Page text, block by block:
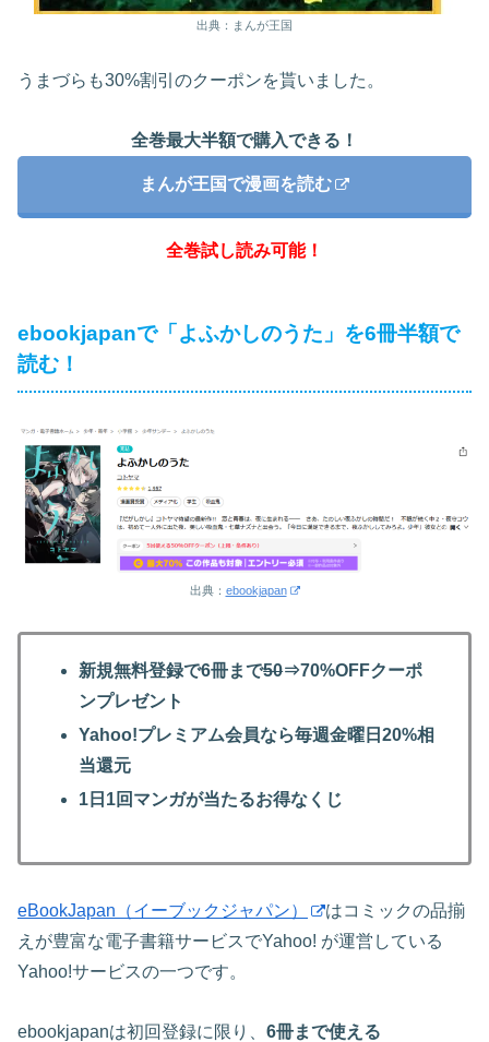
出典：まんが王国
うまづらも30%割引のクーポンを貰いました。
全巻最大半額で購入できる！
まんが王国で漫画を読む
全巻試し読み可能！
ebookjapanで「よふかしのうた」を6冊半額で
読む！
出典： ebookjapan
新規無料登録で6冊まで50⇒70%OFFクーポ
ンプレゼント
Yahoo!プレミアム会員なら毎週金曜日20%相
当還元
1日1回マンガが当たるお得なくじ
eBookJapan（イーブックジャパン）
はコミックの品揃
えが豊富な電子書籍サービスでYahoo! が運営している
Yahoo!サービスの一つです。
ebookjapanは初回登録に限り、 6冊まで使える